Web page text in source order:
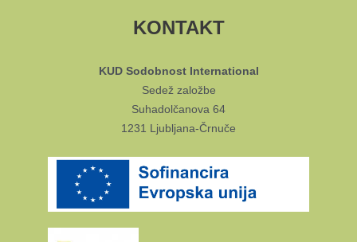
KONTAKT
KUD Sodobnost International
Sedež založbe
Suhadolčanova 64
1231 Ljubljana-Črnuče